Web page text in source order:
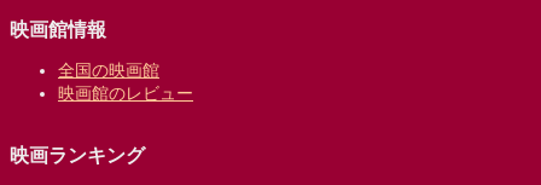
映画館情報
全国の映画館
映画館のレビュー
映画ランキング